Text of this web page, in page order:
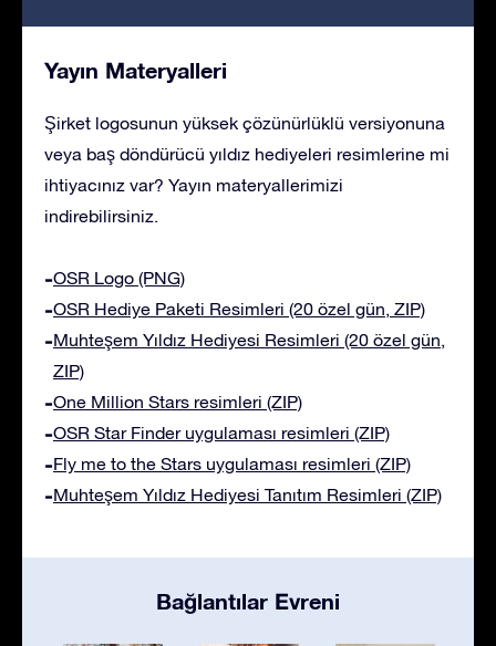
Yayın Materyalleri
Şirket logosunun yüksek çözünürlüklü versiyonuna
veya baş döndürücü yıldız hediyeleri resimlerine mi
ihtiyacınız var? Yayın materyallerimizi
indirebilirsiniz.
OSR Logo (PNG)
OSR Hediye Paketi Resimleri (20 özel gün, ZIP)
Muhteşem Yıldız Hediyesi Resimleri (20 özel gün,
ZIP)
One Million Stars resimleri (ZIP)
OSR Star Finder uygulaması resimleri (ZIP)
Fly me to the Stars uygulaması resimleri (ZIP)
Muhteşem Yıldız Hediyesi Tanıtım Resimleri (ZIP)
Bağlantılar Evreni